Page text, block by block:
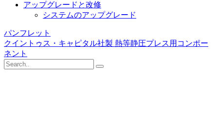
アップグレードと改修
システムのアップグレード
パンフレット
クイントゥス・キャピタル社製 熱等静圧プレス用コンポー
ネント